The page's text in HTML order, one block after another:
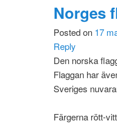
Norges
Posted on 17
Reply
Den norska
Flaggan har
Sveriges
Färgerna rött-